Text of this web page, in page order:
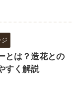
とは？造花との
すく解説